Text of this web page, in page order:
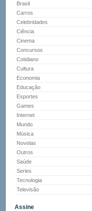
Brasil
Carros
Celebridades
Ciência
Cinema
Concursos
Cotidiano
Cultura
Economia
Educação
Esportes
Games
Internet
Mundo
Música
Novelas
Outros
Saúde
Series
Tecnologia
Televisão
Assine